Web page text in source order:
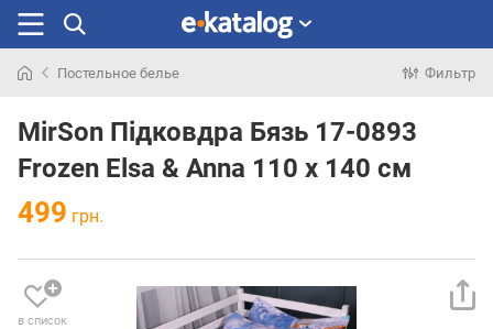
раньше
Постельное белье Фильтр
MirSon Підковдра Бязь 17-0893
Frozen Elsa & Anna 110 x 140 см
499 грн.
в список